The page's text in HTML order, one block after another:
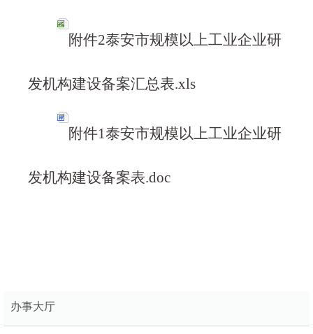
附件2泰安市规模以上工业企业研
发机构建设备案汇总表.xls
附件1泰安市规模以上工业企业研
发机构建设备案表.doc
办事大厅